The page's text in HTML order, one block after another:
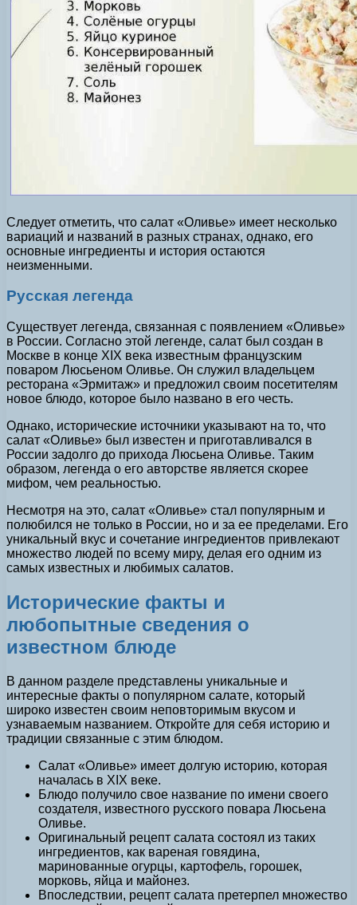
Следует отметить, что салат «Оливье» имеет несколько
вариаций и названий в разных странах, однако, его
основные ингредиенты и история остаются
неизменными.
Русская легенда
Существует легенда, связанная с появлением «Оливье»
в России. Согласно этой легенде, салат был создан в
Москве в конце XIX века известным французским
поваром Люсьеном Оливье. Он служил владельцем
ресторана «Эрмитаж» и предложил своим посетителям
новое блюдо, которое было названо в его честь.
Однако, исторические источники указывают на то, что
салат «Оливье» был известен и приготавливался в
России задолго до прихода Люсьена Оливье. Таким
образом, легенда о его авторстве является скорее
мифом, чем реальностью.
Несмотря на это, салат «Оливье» стал популярным и
полюбился не только в России, но и за ее пределами. Его
уникальный вкус и сочетание ингредиентов привлекают
множество людей по всему миру, делая его одним из
самых известных и любимых салатов.
Исторические факты и
любопытные сведения о
известном блюде
В данном разделе представлены уникальные и
интересные факты о популярном салате, который
широко известен своим неповторимым вкусом и
узнаваемым названием. Откройте для себя историю и
традиции связанные с этим блюдом.
Салат «Оливье» имеет долгую историю, которая
началась в XIX веке.
Блюдо получило свое название по имени своего
создателя, известного русского повара Люсьена
Оливье.
Оригинальный рецепт салата состоял из таких
ингредиентов, как вареная говядина,
маринованные огурцы, картофель, горошек,
морковь, яйца и майонез.
Впоследствии, рецепт салата претерпел множество